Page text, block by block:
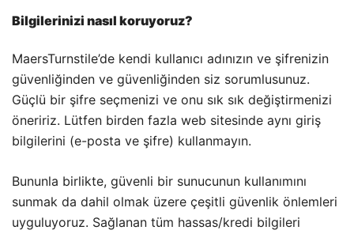
Bilgilerinizi nasıl koruyoruz?
MaersTurnstile’de kendi kullanıcı adınızın ve şifrenizin
güvenliğinden ve güvenliğinden siz sorumlusunuz.
Güçlü bir şifre seçmenizi ve onu sık sık değiştirmenizi
öneririz. Lütfen birden fazla web sitesinde aynı giriş
bilgilerini (e-posta ve şifre) kullanmayın.
Bununla birlikte, güvenli bir sunucunun kullanımını
sunmak da dahil olmak üzere çeşitli güvenlik önlemleri
uyguluyoruz. Sağlanan tüm hassas/kredi bilgileri